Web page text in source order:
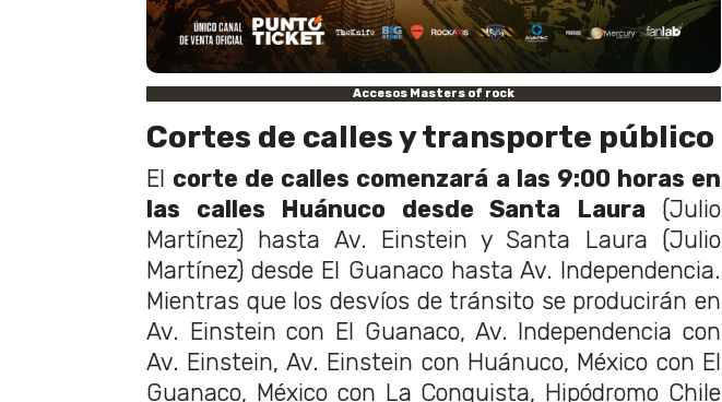
Accesos Masters of rock
Cortes de calles y transporte público
El corte de calles comenzará a las 9:00 horas en
las calles Huánuco desde Santa Laura (Julio
Martínez) hasta Av. Einstein y Santa Laura (Julio
Martínez) desde El Guanaco hasta Av. Independencia.
Mientras que los desvíos de tránsito se producirán en
Av. Einstein con El Guanaco, Av. Independencia con
Av. Einstein, Av. Einstein con Huánuco, México con El
Guanaco, México con La Conquista, Hipódromo Chile